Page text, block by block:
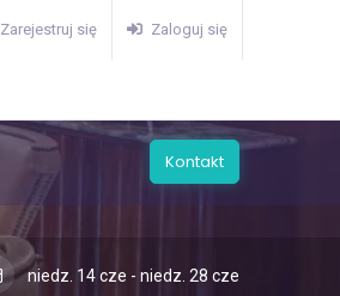
Zarejestruj się Zaloguj się
Kontakt
niedz. 14 cze - niedz. 28 cze